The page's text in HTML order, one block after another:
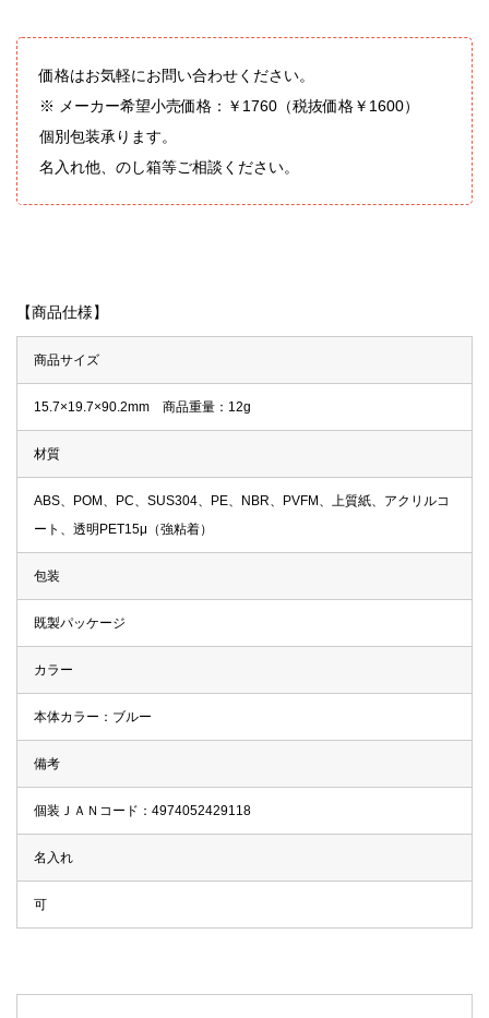
価格はお気軽にお問い合わせください。
※ メーカー希望小売価格：￥1760（税抜価格￥1600）
個別包装承ります。
名入れ他、のし箱等ご相談ください。
【商品仕様】
商品サイズ
15.7×19.7×90.2mm 商品重量：12g
材質
ABS、POM、PC、SUS304、PE、NBR、PVFM、上質紙、アクリルコ
ート、透明PET15μ（強粘着）
包装
既製パッケージ
カラー
本体カラー：ブルー
備考
個装ＪＡＮコード：4974052429118
名入れ
可